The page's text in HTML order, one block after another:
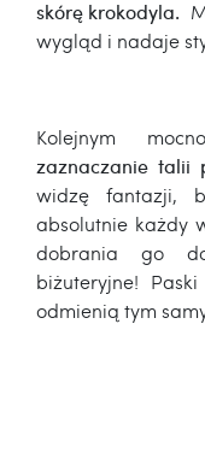
skórę krokodyla.
wygląd i nadaje
Kolejnym
zaznaczanie talii
widzę fantazji,
absolutnie każdy
dobrania go
biżuteryjne!
odmienią tym